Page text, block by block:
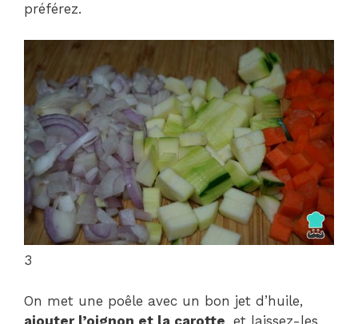
préférez.
3
On met une poêle avec un bon jet d’huile,
ajouter l’oignon et la carotte , et laissez-les